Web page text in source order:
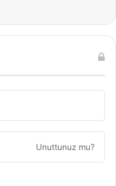
Unuttunuz mu?